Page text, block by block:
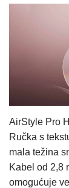
AirStyle Pro
Ručka s
mala težina
Kabel od 2,8
omogućuje